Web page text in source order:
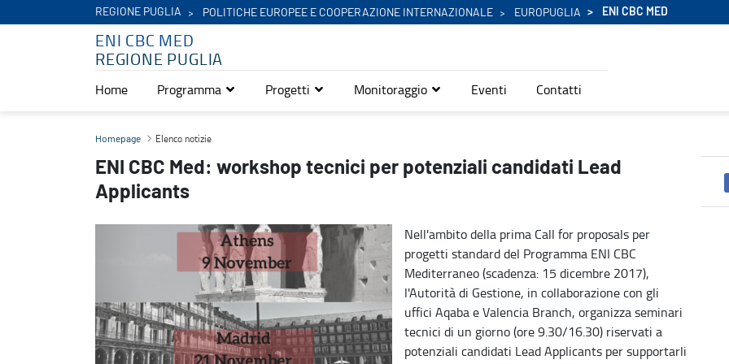
REGIONE PUGLIA POLITICHE EUROPEE E COOPERAZIONE INTERNAZIONALE EUROPUGLIA ENI CBC MED
ENI CBC MED
REGIONE PUGLIA
Home Programma Progetti Monitoraggio Eventi Contatti
ENI CBC Med: workshop tecnici per potenziali candidati Lead Applicants - Eni Cbc Med
Homepage Elenco notizie
ENI CBC Med: workshop tecnici per potenziali candidati Lead
Applicants
Nell'ambito della prima Call for proposals per
progetti standard del Programma ENI CBC
Mediterraneo (scadenza: 15 dicembre 2017),
l'Autorità di Gestione, in collaborazione con gli
uffici Aqaba e Valencia Branch, organizza seminari
tecnici di un giorno (ore 9.30/16.30) riservati a
potenziali candidati Lead Applicants per supportarli